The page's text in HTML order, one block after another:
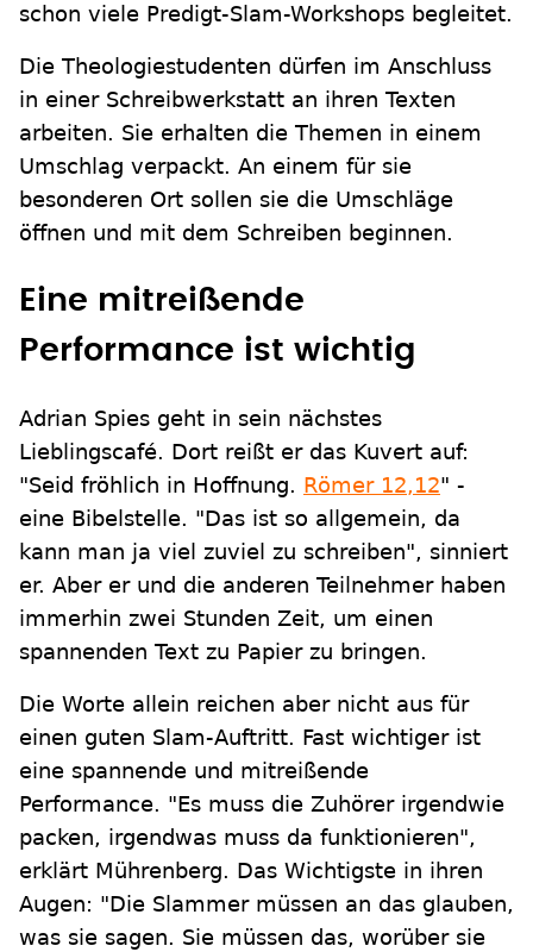
schon viele Predigt-Slam-Workshops begleitet.
Die Theologiestudenten dürfen im Anschluss
in einer Schreibwerkstatt an ihren Texten
arbeiten. Sie erhalten die Themen in einem
Umschlag verpackt. An einem für sie
besonderen Ort sollen sie die Umschläge
öffnen und mit dem Schreiben beginnen.
Eine mitreißende
Performance ist wichtig
Adrian Spies geht in sein nächstes
Lieblingscafé. Dort reißt er das Kuvert auf:
"Seid fröhlich in Hoffnung. Römer 12,12" -
eine Bibelstelle. "Das ist so allgemein, da
kann man ja viel zuviel zu schreiben", sinniert
er. Aber er und die anderen Teilnehmer haben
immerhin zwei Stunden Zeit, um einen
spannenden Text zu Papier zu bringen.
Die Worte allein reichen aber nicht aus für
einen guten Slam-Auftritt. Fast wichtiger ist
eine spannende und mitreißende
Performance. "Es muss die Zuhörer irgendwie
packen, irgendwas muss da funktionieren",
erklärt Mührenberg. Das Wichtigste in ihren
Augen: "Die Slammer müssen an das glauben,
was sie sagen. Sie müssen das, worüber sie